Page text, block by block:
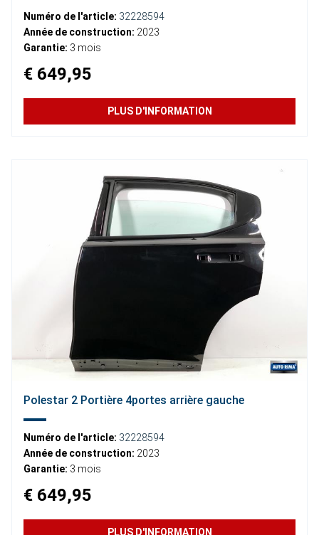
Numéro de l'article: 32228594
Année de construction: 2023
Garantie: 3 mois
€ 649,95
PLUS D'INFORMATION
Polestar 2 Portière 4portes arrière gauche
Numéro de l'article: 32228594
Année de construction: 2023
Garantie: 3 mois
€ 649,95
PLUS D'INFORMATION